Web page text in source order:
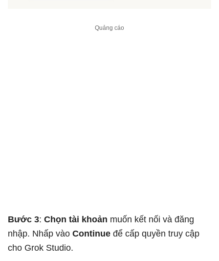
Bước 3: Chọn tài khoản muốn kết nối và đăng
nhập. Nhấp vào Continue để cấp quyền truy cập
cho Grok Studio.